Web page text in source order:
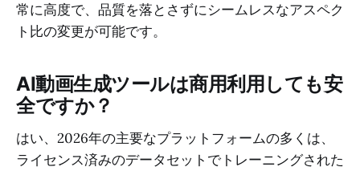
常に高度で、品質を落とさずにシームレスなアスペク
ト比の変更が可能です。
AI動画生成ツールは商用利用しても安
全ですか？
はい、2026年の主要なプラットフォームの多くは、
ライセンス済みのデータセットでトレーニングされた